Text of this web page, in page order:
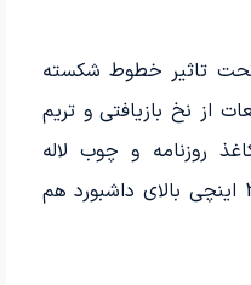
تاثیر خطوط شکسته
از نخ بازیافتی و تریم
روزنامه و چوب لاله
ساخته شده است. نمایشگر 33 اینچی بالای داشبورد هم